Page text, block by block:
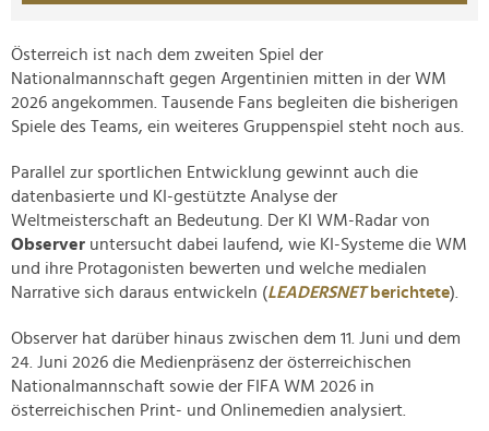
Österreich ist nach dem zweiten Spiel der
Nationalmannschaft gegen Argentinien mitten in der WM
2026 angekommen. Tausende Fans begleiten die bisherigen
Spiele des Teams, ein weiteres Gruppenspiel steht noch aus.
Parallel zur sportlichen Entwicklung gewinnt auch die
datenbasierte und KI-gestützte Analyse der
Weltmeisterschaft an Bedeutung. Der KI WM-Radar von
Observer untersucht dabei laufend, wie KI-Systeme die WM
und ihre Protagonisten bewerten und welche medialen
Narrative sich daraus entwickeln (LEADERSNET berichtete).
Observer hat darüber hinaus zwischen dem 11. Juni und dem
24. Juni 2026 die Medienpräsenz der österreichischen
Nationalmannschaft sowie der FIFA WM 2026 in
österreichischen Print- und Onlinemedien analysiert.